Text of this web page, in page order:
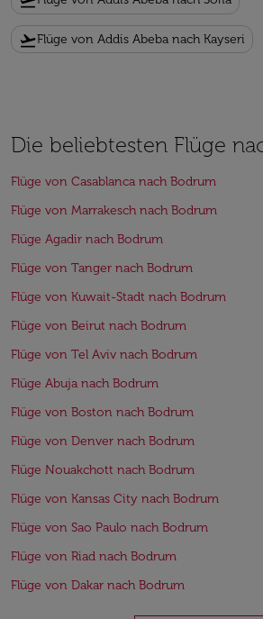
flight_takeoffFlüge von Addis Abeba nach Kayseri
Die beliebtesten Flüge
Flüge von Casablanca nach Bodrum
Flüge von Marrakesch nach Bodrum
Flüge Agadir nach Bodrum
Flüge von Tanger nach Bodrum
Flüge von Kuwait-Stadt nach Bodrum
Flüge von Beirut nach Bodrum
Flüge von Tel Aviv nach Bodrum
Flüge Abuja nach Bodrum
Flüge von Boston nach Bodrum
Flüge von Denver nach Bodrum
Flüge Nouakchott nach Bodrum
Flüge von Kansas City nach Bodrum
Flüge von Sao Paulo nach Bodrum
Flüge von Riad nach Bodrum
Flüge von Dakar nach Bodrum